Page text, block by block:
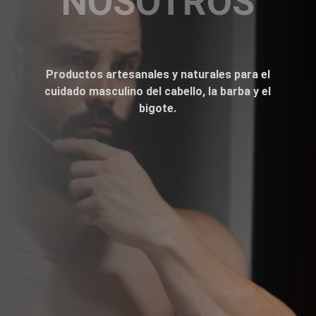
Productos artesanales y naturales para el
cuidado masculino del cabello, la barba y el
bigote.